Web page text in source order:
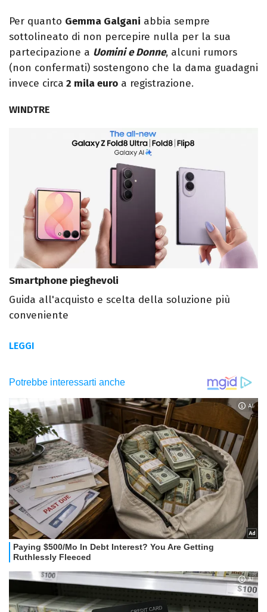
Per quanto Gemma Galgani abbia sempre
sottolineato di non percepire nulla per la sua
partecipazione a Uomini e Donne, alcuni rumors
(non confermati) sostengono che la dama guadagni
invece circa 2 mila euro a registrazione.
WINDTRE
Smartphone pieghevoli
Guida all'acquisto e scelta della soluzione più
conveniente
LEGGI